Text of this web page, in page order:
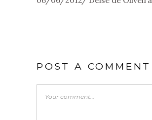
POST A COMMENT